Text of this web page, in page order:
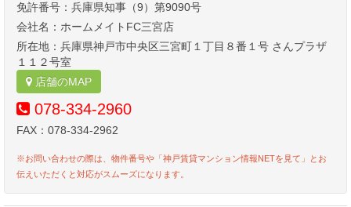
免許番号：兵庫県知事（9）第9090号
会社名：ホームメイトFC三宮店
所在地：兵庫県神戸市中央区三宮町１丁目８番１号 さんプラザ
１１２号室
店舗のMAP
078-334-2960
FAX：078-334-2962
※お問い合わせの際は、物件番号や「神戸賃貸マンション情報NETを見て」とお
伝えいただくと対応がスムーズになります。